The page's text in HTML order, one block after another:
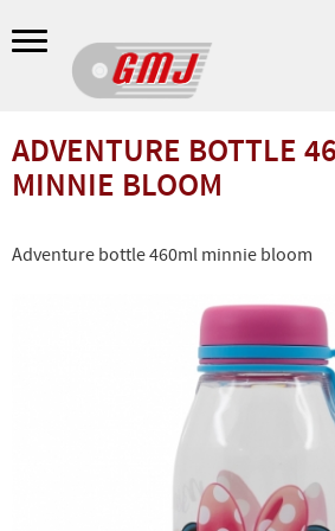
Meny
ADVENTURE BOTTLE
MINNIE BLOOM
Adventure bottle 460ml minnie bloom